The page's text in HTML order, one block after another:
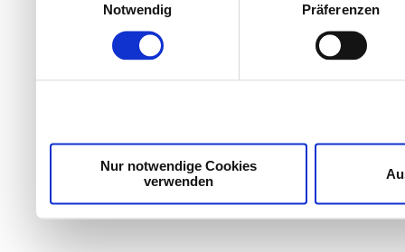
Wir verwenden Cookies, um Inhalte und Anzeigen zu
die Zugriffe auf unsere Website zu analysieren.
Dienste gesammelt haben.
Notwendig
Präferenzen
Nur notwendige Cookies
verwenden